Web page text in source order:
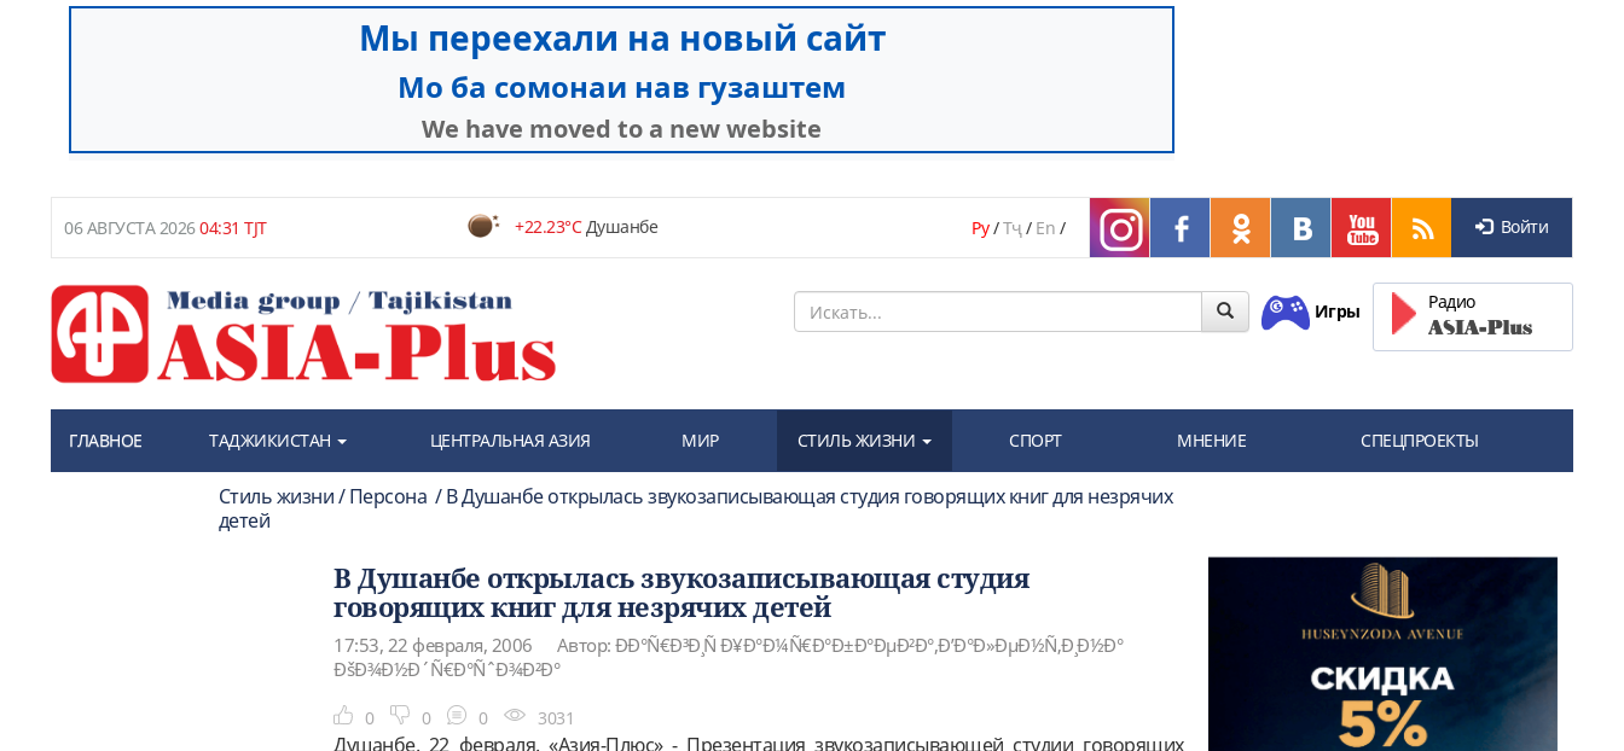
06 АВГУСТА 202604:31 TJT +22.23°CДушанбе Ру/Тҷ/ En / Войти
Игры Радио
ГЛАВНОЕ ТАДЖИКИСТАН ЦЕНТРАЛЬНАЯ АЗИЯ МИР СТИЛЬ ЖИЗНИ СПОРТ МНЕНИЕ СПЕЦПРОЕКТЫ
Стиль жизни / Персона / В Душанбе открылась звукозаписывающая студия говорящих книг для незрячих
детей
В Душанбе открылась звукозаписывающая студия
говорящих книг для незрячих детей
17:53, 22 февраля, 2006
Автор: ÐÐ°Ñ€Ð³Ð¸Ñ Ð¥Ð°Ð¼Ñ€Ð°Ð±Ð°ÐµÐ²Ð°,Ð’Ð°Ð»ÐµÐ½Ñ‚Ð¸Ð½Ð°
ÐšÐ¾Ð½Ð´Ñ€Ð°ÑˆÐ¾Ð²Ð°
0 0 0 3031
Душанбе. 22 февраля. «Азия-Плюс» - Презентация звукозаписывающей студии говорящих